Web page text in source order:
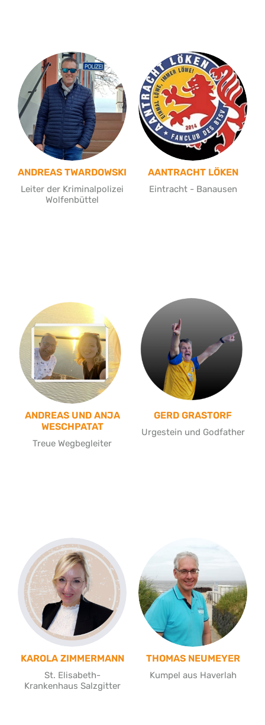
ANDREAS TWARDOWSKI
Leiter der Kriminalpolizei
Wolfenbüttel
AANTRACHT LÖKEN
Eintracht - Banausen
ANDREAS UND ANJA
WESCHPATAT
Treue Wegbegleiter
GERD GRASTORF
Urgestein und Godfather
KAROLA ZIMMERMANN
St. Elisabeth-
Krankenhaus Salzgitter
THOMAS NEUMEYER
Kumpel aus Haverlah